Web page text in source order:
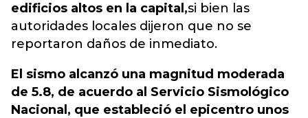
edificios altos en la capital,si bien las
autoridades locales dijeron que no se
reportaron daños de inmediato.
El sismo alcanzó una magnitud moderada
de 5.8, de acuerdo al Servicio Sismológico
Nacional, que estableció el epicentro unos